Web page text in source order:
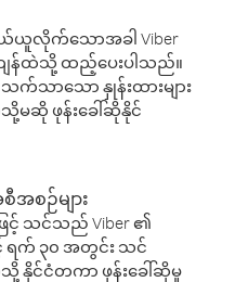
ယူလိုက်သောအခါ Viber
န်ထဲသို့ ထည့်ပေးပါသည်။
သာသော နှုန်းထားများ
မဆို ဖုန်းခေါ်ဆိုနိုင်
အစဉ်များ
ြင့် သင်သည် Viber ၏
ရက် ၃၀ အတွင်း သင်
နိုင်ငံတကာ ဖုန်းခေါ်ဆိုမှု